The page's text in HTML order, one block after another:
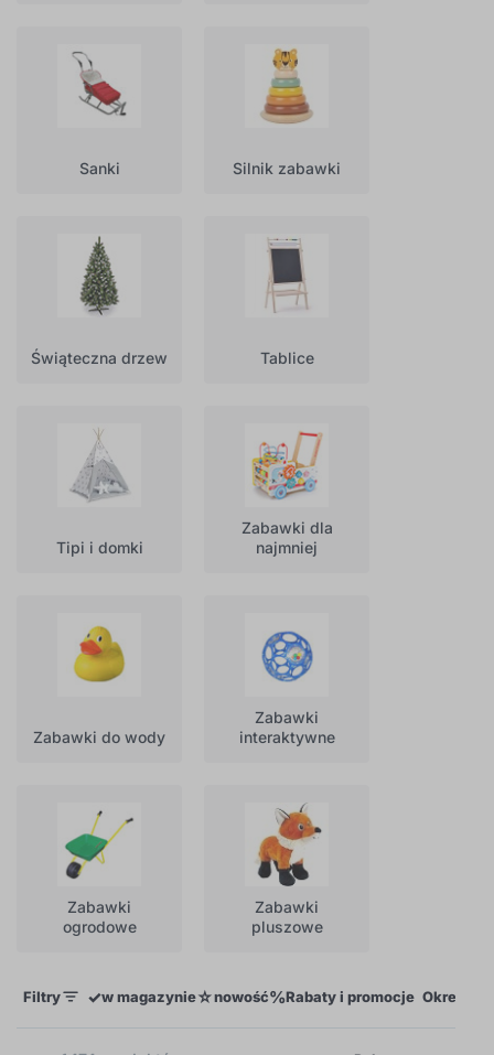
Sanki Silnik zabawki
Świąteczna drzew Tablice
Tipi i domki
Zabawki dla
najmniej
Zabawki do wody
Zabawki
interaktywne
Zabawki
ogrodowe
Zabawki
pluszowe
Filtry ✓w magazynie☆nowość%Rabaty i promocje